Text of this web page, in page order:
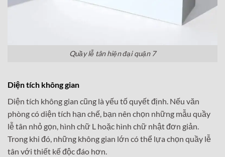
Quầy lễ tân hiện đại quận 7
Diện tích không gian
Diện tích không gian cũng là yếu tố quyết định. Nếu văn
phòng có diện tích hạn chế, bạn nên chọn những mẫu quầy
lễ tân nhỏ gọn, hình chữ L hoặc hình chữ nhật đơn giản.
Trong khi đó, những không gian lớn có thể lựa chọn quầy lễ
tân với thiết kế độc đáo hơn.